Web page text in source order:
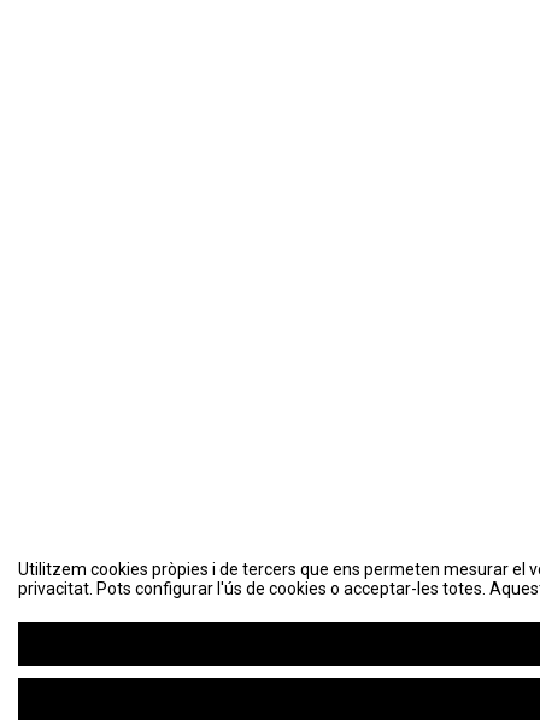
Utilitzem cookies pròpies i de tercers que ens permeten mesurar el
privacitat. Pots configurar l'ús de cookies o acceptar-les totes.